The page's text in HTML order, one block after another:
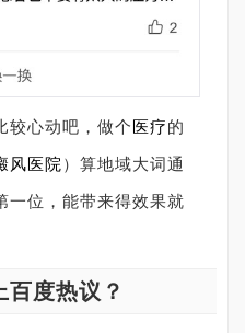
较心动吧，做个医疗的
风医院 ）算地域大词通
一位，能带来得效果就
百度热议？